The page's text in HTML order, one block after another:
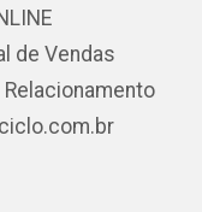
de Vendas